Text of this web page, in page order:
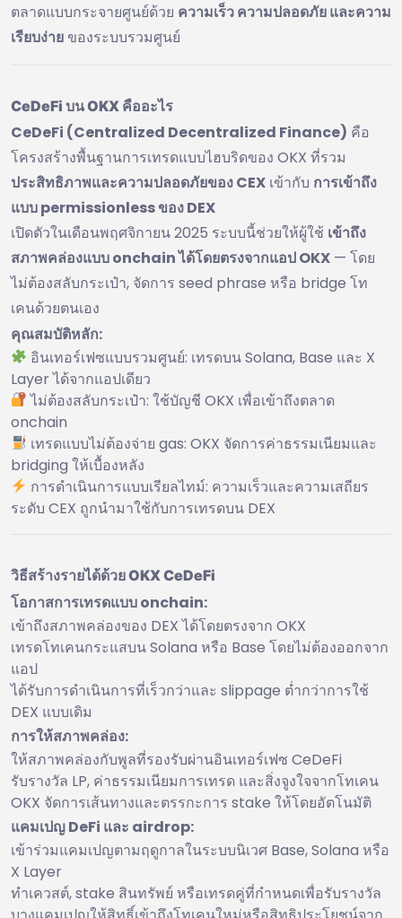
ตลาดแบบกระจายศูนย์ด้วย ความเร็ว ความปลอดภัย และความ
เรียบง่ายของระบบรวมศูนย์
CeDeFi บน OKX คืออะไร
CeDeFi (Centralized Decentralized Finance) คือ
โครงสร้างพื้นฐานการเทรดแบบไฮบริดของ OKX ที่รวม
ประสิทธิภาพและความปลอดภัยของ CEX เข้ากับ การเข้าถึง
แบบ permissionless ของ DEX
เปิดตัวในเดือนพฤศจิกายน 2025 ระบบนี้ช่วยให้ผู้ใช้ เข้าถึง
สภาพคล่องแบบ onchain ได้โดยตรงจากแอป OKX — โดย
ไม่ต้องสลับกระเป๋า, จัดการ seed phrase หรือ bridge โท
เคนด้วยตนเอง
คุณสมบัติหลัก:
อินเทอร์เฟซแบบรวมศูนย์: เทรดบน Solana, Base และ X
Layer ได้จากแอปเดียว
ไม่ต้องสลับกระเป๋า: ใช้บัญชี OKX เพื่อเข้าถึงตลาด
onchain
เทรดแบบไม่ต้องจ่าย gas: OKX จัดการค่าธรรมเนียมและ
bridging ให้เบื้องหลัง
การดำเนินการแบบเรียลไทม์: ความเร็วและความเสถียร
ระดับ CEX ถูกนำมาใช้กับการเทรดบน DEX
วิธีสร้างรายได้ด้วย OKX CeDeFi
โอกาสการเทรดแบบ onchain:
เข้าถึงสภาพคล่องของ DEX ได้โดยตรงจาก OKX
เทรดโทเคนกระแสบน Solana หรือ Base โดยไม่ต้องออกจาก
แอป
ได้รับการดำเนินการที่เร็วกว่าและ slippage ต่ำกว่าการใช้
DEX แบบเดิม
การให้สภาพคล่อง:
ให้สภาพคล่องกับพูลที่รองรับผ่านอินเทอร์เฟซ CeDeFi
รับรางวัล LP, ค่าธรรมเนียมการเทรด และสิ่งจูงใจจากโทเคน
OKX จัดการเส้นทางและตรรกะการ stake ให้โดยอัตโนมัติ
แคมเปญ DeFi และ airdrop:
เข้าร่วมแคมเปญตามฤดูกาลในระบบนิเวศ Base, Solana หรือ
X Layer
ทำเควสต์, stake สินทรัพย์ หรือเทรดคู่ที่กำหนดเพื่อรับรางวัล